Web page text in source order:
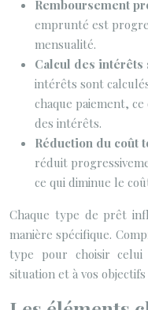
Remboursement
emprunté est
mensualité.
Calcul des
intérêts sont
chaque paiement,
des intérêts.
Réduction du coût
réduit
ce qui diminue le
Chaque type de prêt
manière spécifique.
type pour choisir
situation et à vos